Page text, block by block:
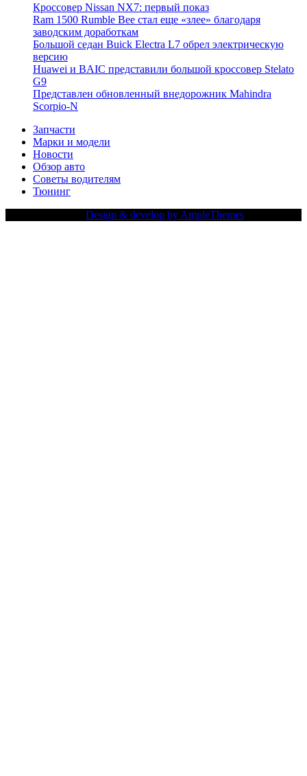
Кроссовер Nissan NX7: первый показ
Ram 1500 Rumble Bee стал еще «злее» благодаря
заводским доработкам
Большой седан Buick Electra L7 обрел электрическую
версию
Huawei и BAIC представили большой кроссовер Stelato
G9
Представлен обновленный внедорожник Mahindra
Scorpio-N
Запчасти
Марки и модели
Новости
Обзор авто
Советы водителям
Тюнинг
Design & develop by AmpleThemes